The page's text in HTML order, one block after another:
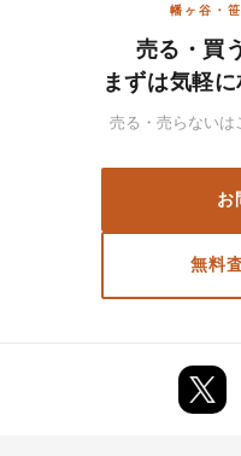
幡ヶ谷・
売る・買
まずは気軽に
売る・売らないは
お
無料